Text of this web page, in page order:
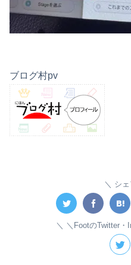
ブログ村pv
シ
＼FootのTwitter・